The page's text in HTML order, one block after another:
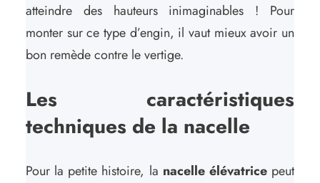
atteindre des hauteurs inimaginables ! Pour
monter sur ce type d’engin, il vaut mieux avoir un
bon remède contre le vertige.
Les caractéristiques
techniques de la nacelle
Pour la petite histoire, la nacelle élévatricepeut